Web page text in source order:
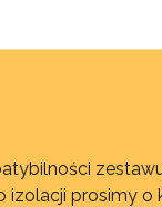
prosimy o